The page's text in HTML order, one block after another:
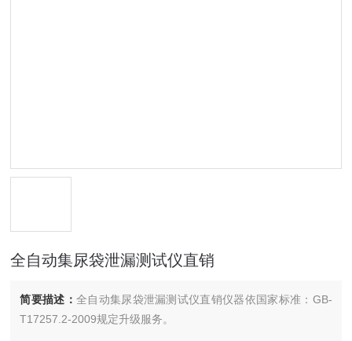
全自动集尿袋泄漏测试仪直销
简要描述： 全自动集尿袋泄漏测试仪直销仪器依国家标准：GB-
T17257.2-2009规定升级服务。